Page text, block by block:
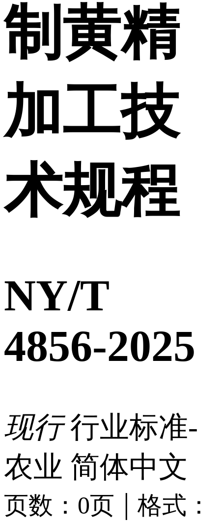
制黄精
加工技
术规程
NY/T
4856-2025
现行 行业标准-
农业 简体中文
页数：0页 | 格式：